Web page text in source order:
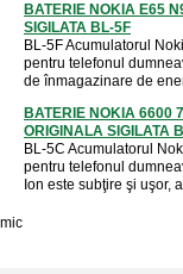
BATERIE NOKIA E65
SIGILATA BL-5F
BL-5F Acumulatorul
pentru telefonul
de înmagazinare de
BATERIE NOKIA 6600
ORIGINALA SIGILATA
BL-5C Acumulatorul
pentru telefonul
Ion este subţire şi uşor,
mic